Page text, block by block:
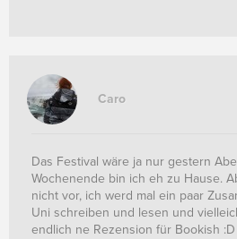
Caro
Das Festival wäre ja nur gestern
Wochenende bin ich eh zu Hause.
nicht vor, ich werd mal ein paar
Uni schreiben und lesen und
endlich ne Rezension für Bookish :D